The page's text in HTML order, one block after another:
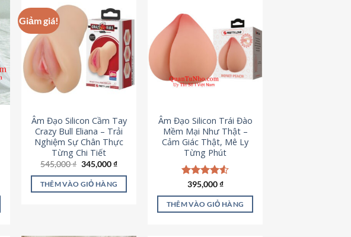
Giảm giá!
Âm Đạo Silicon Cầm Tay
Crazy Bull Eliana – Trải
Nghiệm Sự Chân Thực
Từng Chi Tiết
545,000₫ Giá
là:
545,000 ₫.
345,000₫Giá
tại
là:
THÊM VÀO GIỎ HÀNG
Âm Đạo Silicon Trái Đào
Mềm Mại Như Thật –
Cảm Giác Thật, Mê Ly
Từng Phút
Được xếp
5 sao
395,000₫
THÊM VÀO GIỎ HÀNG